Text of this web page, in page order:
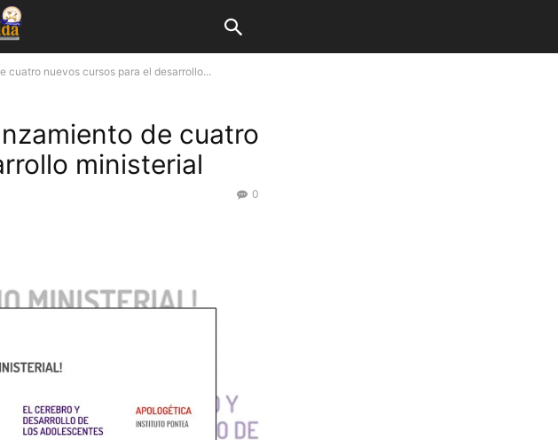
cuatro nuevos cursos para el desarrollo...
de cuatro
ministerial
0